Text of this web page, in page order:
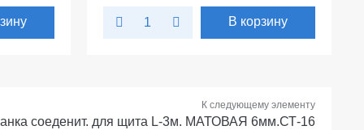
В корзину
К следующему элементу
соеденит. для щита L-3м. МАТОВАЯ 6мм.СТ-16